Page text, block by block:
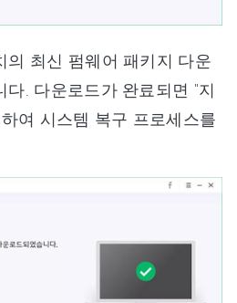
의 최신 펌웨어 패키지 다운
다. 다운로드가 완료되면 "지
여 시스템 복구 프로세스를